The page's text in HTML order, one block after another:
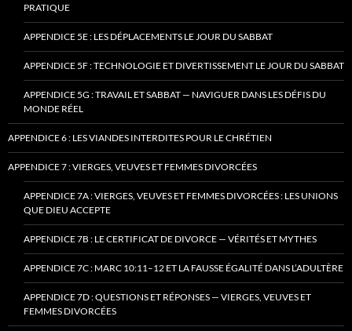
PRATIQUE
APPENDICE 5E : LES DÉPLACEMENTS LE JOUR DU SABBAT
APPENDICE 5F : TECHNOLOGIE ET DIVERTISSEMENT LE JOUR DU SABBAT
APPENDICE 5G : TRAVAIL ET SABBAT — NAVIGUER DANS LES DÉFIS DU
MONDE RÉEL
APPENDICE 6 : LES VIANDES INTERDITES POUR LE CHRÉTIEN
APPENDICE 7 : VIERGES, VEUVES ET FEMMES DIVORCÉES
APPENDICE 7A : VIERGES, VEUVES ET FEMMES DIVORCÉES : LES UNIONS
QUE DIEU ACCEPTE
APPENDICE 7B : LE CERTIFICAT DE DIVORCE — VÉRITÉS ET MYTHES
APPENDICE 7C : MARC 10:11–12 ET LA FAUSSE ÉGALITÉ DANS L’ADULTÈRE
APPENDICE 7D : QUESTIONS ET RÉPONSES — VIERGES, VEUVES ET
FEMMES DIVORCÉES